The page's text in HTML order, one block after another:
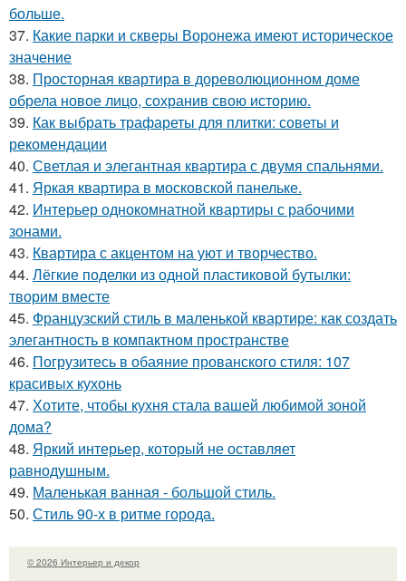
больше.
37. Какие парки и скверы Воронежа имеют историческое
значение
38. Просторная квартира в дореволюционном доме
обрела новое лицо, сохранив свою историю.
39. Как выбрать трафареты для плитки: советы и
рекомендации
40. Светлая и элегантная квартира с двумя спальнями.
41. Яркая квартира в московской панельке.
42. Интерьер однокомнатной квартиры с рабочими
зонами.
43. Квартира с акцентом на уют и творчество.
44. Лёгкие поделки из одной пластиковой бутылки:
творим вместе
45. Французский стиль в маленькой квартире: как создать
элегантность в компактном пространстве
46. Погрузитесь в обаяние прованского стиля: 107
красивых кухонь
47. Хотите, чтобы кухня стала вашей любимой зоной
дома?
48. Яркий интерьер, который не оставляет
равнодушным.
49. Маленькая ванная - большой стиль.
50. Стиль 90-х в ритме города.
© 2026 Интерьер и декор